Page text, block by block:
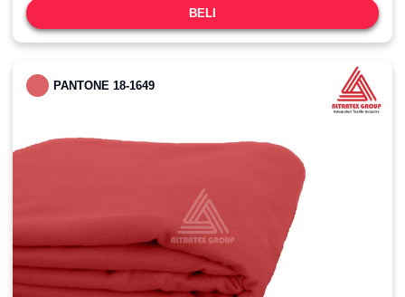
BELI
PANTONE 18-1649